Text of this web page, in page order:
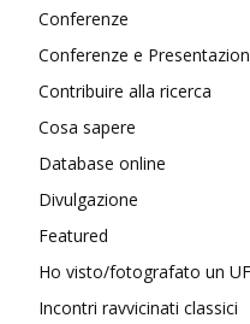
Conferenze
Conferenze e
Contribuire alla ricerca
Cosa sapere
Database online
Divulgazione
Featured
Ho visto/fotografato un
Incontri ravvicinati classici